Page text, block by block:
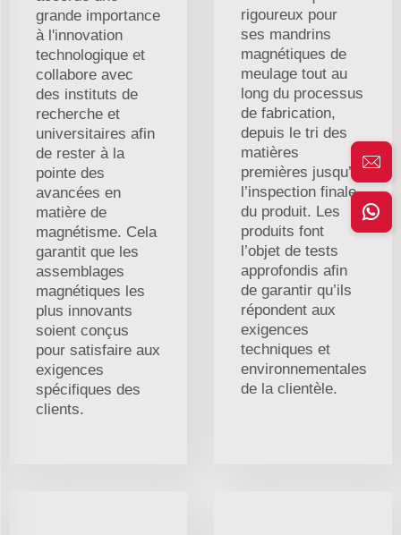
grande importance
à l'innovation
technologique et
collabore avec
des instituts de
recherche et
universitaires afin
de rester à la
pointe des
avancées en
matière de
magnétisme. Cela
garantit que les
assemblages
magnétiques les
plus innovants
soient conçus
pour satisfaire aux
exigences
spécifiques des
clients.
rigoureux pour
ses mandrins
magnétiques de
meulage tout au
long du processus
de fabrication,
depuis le tri des
matières
premières jusqu’à
l’inspection finale
du produit. Les
produits font
l’objet de tests
approfondis afin
de garantir qu’ils
répondent aux
exigences
techniques et
environnementales
de la clientèle.